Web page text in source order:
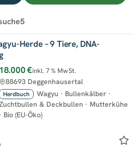
5
Herde – 9 Tiere, DNA-
18.000 €inkl. 7 % MwSt.
Herdbuch Wagyu · Bullenkälber ·
& Deckbullen · Mutterkühe
· Bio (EU-Öko)
88693 Deggenhausertal